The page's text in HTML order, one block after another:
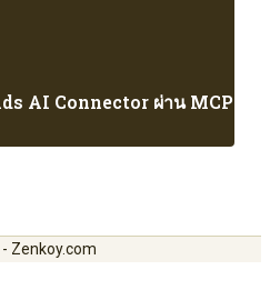
AI Connector ผ่าน MCP
Zenkoy.com